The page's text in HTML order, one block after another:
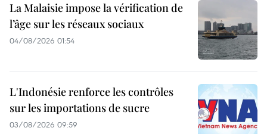
La Malaisie impose la vérification de
l’âge sur les réseaux sociaux
04/08/2026 01:54
L'Indonésie renforce les contrôles
sur les importations de sucre
03/08/2026 09:59